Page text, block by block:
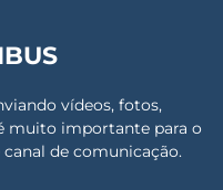
vídeos, fotos,
muito importante para o
de comunicação.